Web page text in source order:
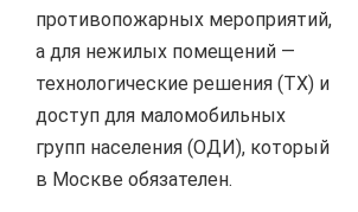
противопожарных мероприятий,
а для нежилых помещений —
технологические решения (ТХ) и
доступ для маломобильных
групп населения (ОДИ), который
в Москве обязателен.